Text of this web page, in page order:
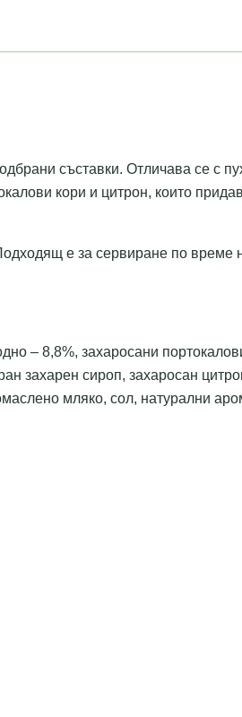
съставки. Отличава се с
кори и цитрон, които
е за сервиране по време
– 8,8%, захаросани
захарен сироп, захаросан
мляко, сол, натурални